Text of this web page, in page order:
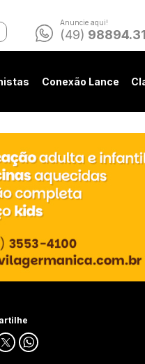
Anuncie aqui!
(49)
Conexão Lance